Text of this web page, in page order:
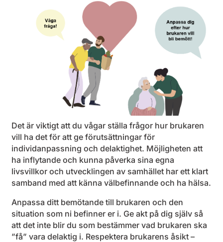
Det är viktigt att du vågar ställa frågor hur brukaren
vill ha det för att ge förutsättningar för
individanpassning och delaktighet. Möjligheten att
ha inflytande och kunna påverka sina egna
livsvillkor och utvecklingen av samhället har ett klart
samband med att känna välbefinnande och ha hälsa.
Anpassa ditt bemötande till brukaren och den
situation som ni befinner er i. Ge akt på dig själv så
att det inte blir du som bestämmer vad brukaren ska
”få” vara delaktig i. Respektera brukarens åsikt –